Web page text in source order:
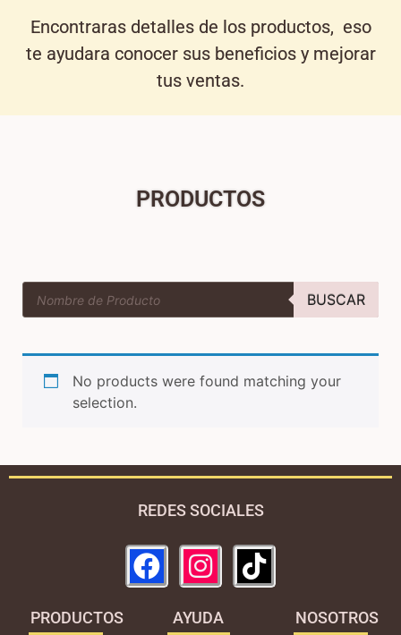
Encontraras detalles de los productos, eso
te ayudara conocer sus beneficios y mejorar
tus ventas.
PRODUCTOS
BUSCAR
No products were found matching your
selection.
REDES SOCIALES
PRODUCTOS AYUDA NOSOTROS